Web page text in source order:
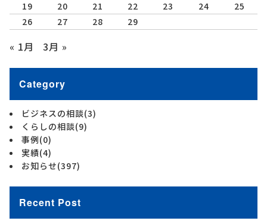
19
20 21 22 23 24
25
26
27 28 29
« 1月 3月 »
Category
ビジネスの相談(3)
くらしの相談(9)
事例(0)
実績(4)
お知らせ(397)
Recent Post